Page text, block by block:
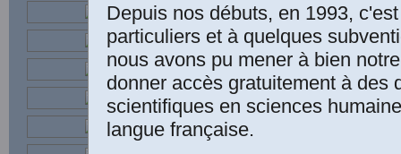
Depuis nos débuts, en 1993,
particuliers et à quelques
nous avons pu mener à bien
donner accès gratuitement à des
scientifiques en sciences
langue française.